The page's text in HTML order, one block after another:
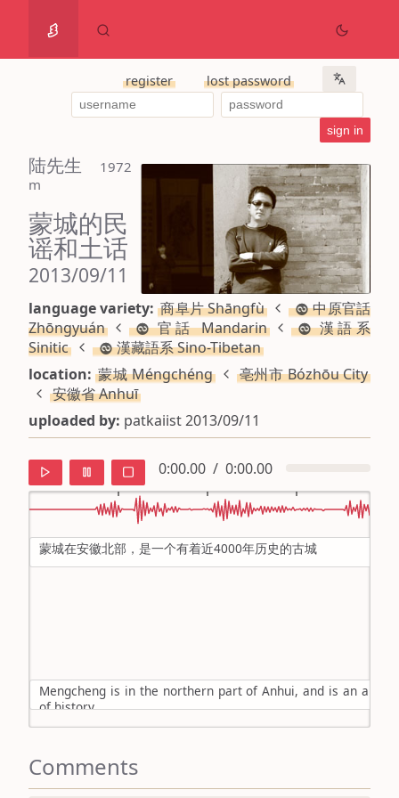
register lost password
陆先生
1972
m
蒙城的民
谣和土话
2013/09/11
language variety:商阜片 Shāngfù
中原官話
Zhōngyuán
官話 Mandarin
漢語系
Sinitic
漢藏語系 Sino-Tibetan
location:蒙城 Méngchéng
亳州市 Bózhōu City
安徽省 Anhuī
uploaded by: patkaiist 2013/09/11
0:00.00 / 0:00.00
default
english
蒙城在安徽北部，是一个有着近4000年历史的古城
Mengcheng is in the northern part of Anhui, and is an
of history.
Comments